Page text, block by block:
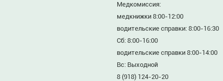
Медкомиссия:
медкнижки 8:00-12:00
водительские справки: 8:00-16:30
Сб: 8:00-16:00
водительские справки 8:00-14:00
Вс: Выходной
8 (918) 124-20-20